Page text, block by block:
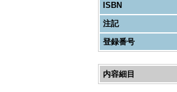
ISBN
注記
登録番号
内容細目